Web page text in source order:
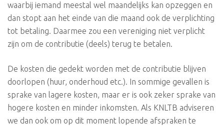
waarbij iemand meestal wel maandelijks kan opzeggen en
dan stopt aan het einde van die maand ook de verplichting
tot betaling. Daarmee zou een vereniging niet verplicht
zijn om de contributie (deels) terug te betalen.
De kosten die gedekt worden met de contributie blijven
doorlopen (huur, onderhoud etc.). In sommige gevallen is
sprake van lagere kosten, maar er is ook zeker sprake van
hogere kosten en minder inkomsten. Als KNLTB adviseren
we dan ook om op dit moment lopende afspraken te